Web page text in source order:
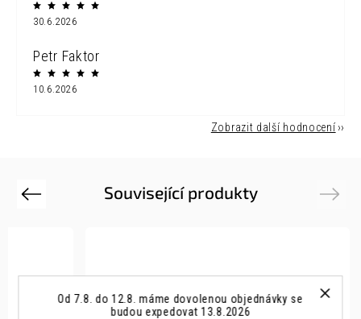
Od 7.8. do 12.8. máme dovolenou objednávky se
budou expedovat 13.8.2026
30.6.2026
Petr Faktor
10.6.2026
Zobrazit další hodnocení
Související produkty
Previous Next